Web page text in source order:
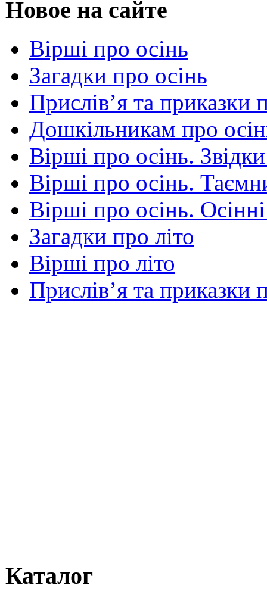
Новое на сайте
Вірші про осінь
Загадки про осінь
Прислів’я та приказки
Дошкільникам про
Вірші про осінь.
Вірші про осінь.
Вірші про осінь.
Загадки про літо
Вірші про літо
Прислів’я та приказки
Каталог